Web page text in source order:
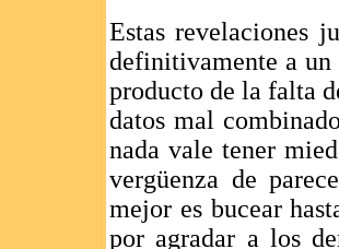
Estas revelaciones
definitivamente a un
producto de la falta
datos mal
nada vale tener
vergüenza de
mejor es bucear
por agradar a los